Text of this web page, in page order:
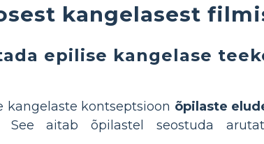
kangelasest
epilise kangelase
kangelaste kontseptsioon õpilaste
See aitab õpilastel seostuda